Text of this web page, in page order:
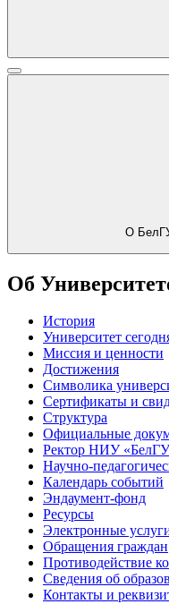
О
Об
История
Университет
Миссия и ценности
Достижения
Символика
Сертификаты и
Структура
Официальные
Ректор НИУ
Научно-
Календарь событий
Эндаумент-фонд
Ресурсы
Электронные
Обращения граждан
Противодействие
Сведения об
Контакты и